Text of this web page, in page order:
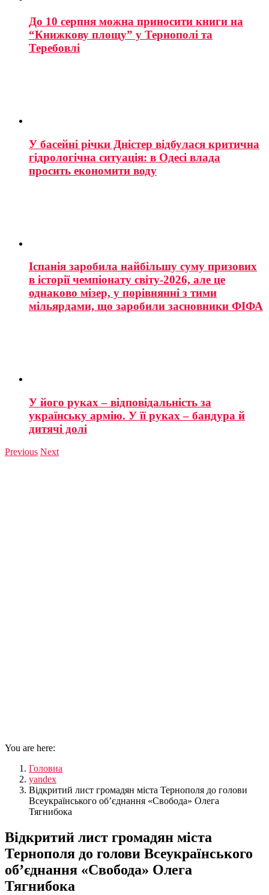
До 10 серпня можна приносити книги на
“Книжкову площу” у Тернополі та
Теребовлі
У басейні річки Дністер відбулася критична
гідрологічна ситуація: в Одесі влада
просить економити воду
Іспанія заробила найбільшу суму призових
в історії чемпіонату світу-2026, але це
однаково мізер, у порівнянні з тими
мільярдами, що заробили засновники ФІФА
У його руках – відповідальність за
українську армію. У її руках – бандура й
дитячі долі
Previous Next
You are here:
Головна
yandex
Відкритий лист громадян міста Тернополя до голови
Всеукраїнського об’єднання «Свобода» Олега
Тягнибока
Відкритий лист громадян міста
Тернополя до голови Всеукраїнського
об’єднання «Свобода» Олега
Тягнибока